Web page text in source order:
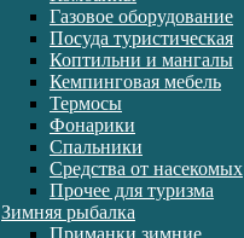
Газовое оборудование
Посуда туристическая
Коптильни и мангалы
Кемпинговая мебель
Термосы
Фонарики
Спальники
Средства от насекомых
Прочее для туризма
Зимняя рыбалка
Приманки зимние